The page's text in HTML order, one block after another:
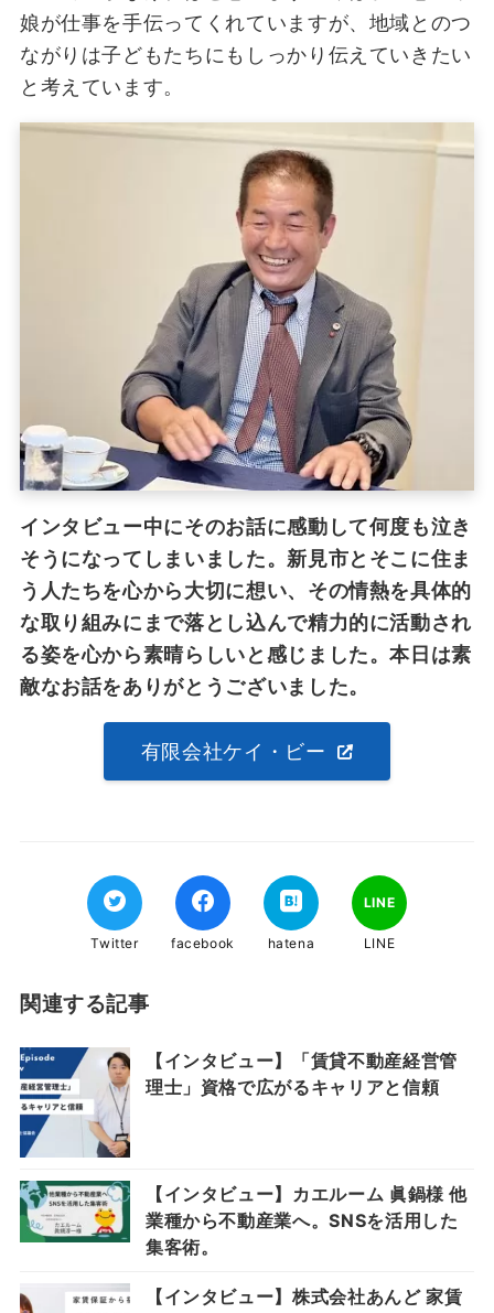
娘が仕事を手伝ってくれていますが、地域とのつ
ながりは子どもたちにもしっかり伝えていきたい
と考えています。
インタビュー中にそのお話に感動して何度も泣き
そうになってしまいました。新見市とそこに住ま
う人たちを心から大切に想い、その情熱を具体的
な取り組みにまで落とし込んで精力的に活動され
る姿を心から素晴らしいと感じました。本日は素
敵なお話をありがとうございました。
有限会社ケイ・ビー
Twitter facebook hatena
LINE
LINE
関連する記事
【インタビュー】「賃貸不動産経営管
理士」資格で広がるキャリアと信頼
【インタビュー】カエルーム 眞鍋様 他
業種から不動産業へ。SNSを活用した
集客術。
【インタビュー】株式会社あんど 家賃